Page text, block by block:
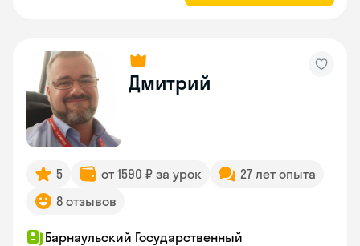
Дмитрий
5 от 1590 ₽ за урок
27 лет опыта
8 отзывов
Барнаульский Государственный